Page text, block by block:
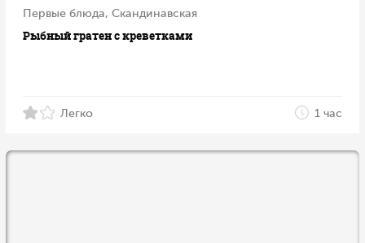
Первые блюда, Скандинавская
Рыбный гратен с креветками
Легко 1 час